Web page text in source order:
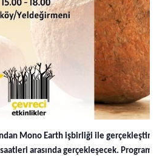
Mono Earth işbirliği ile
arasında gerçekleşecek.